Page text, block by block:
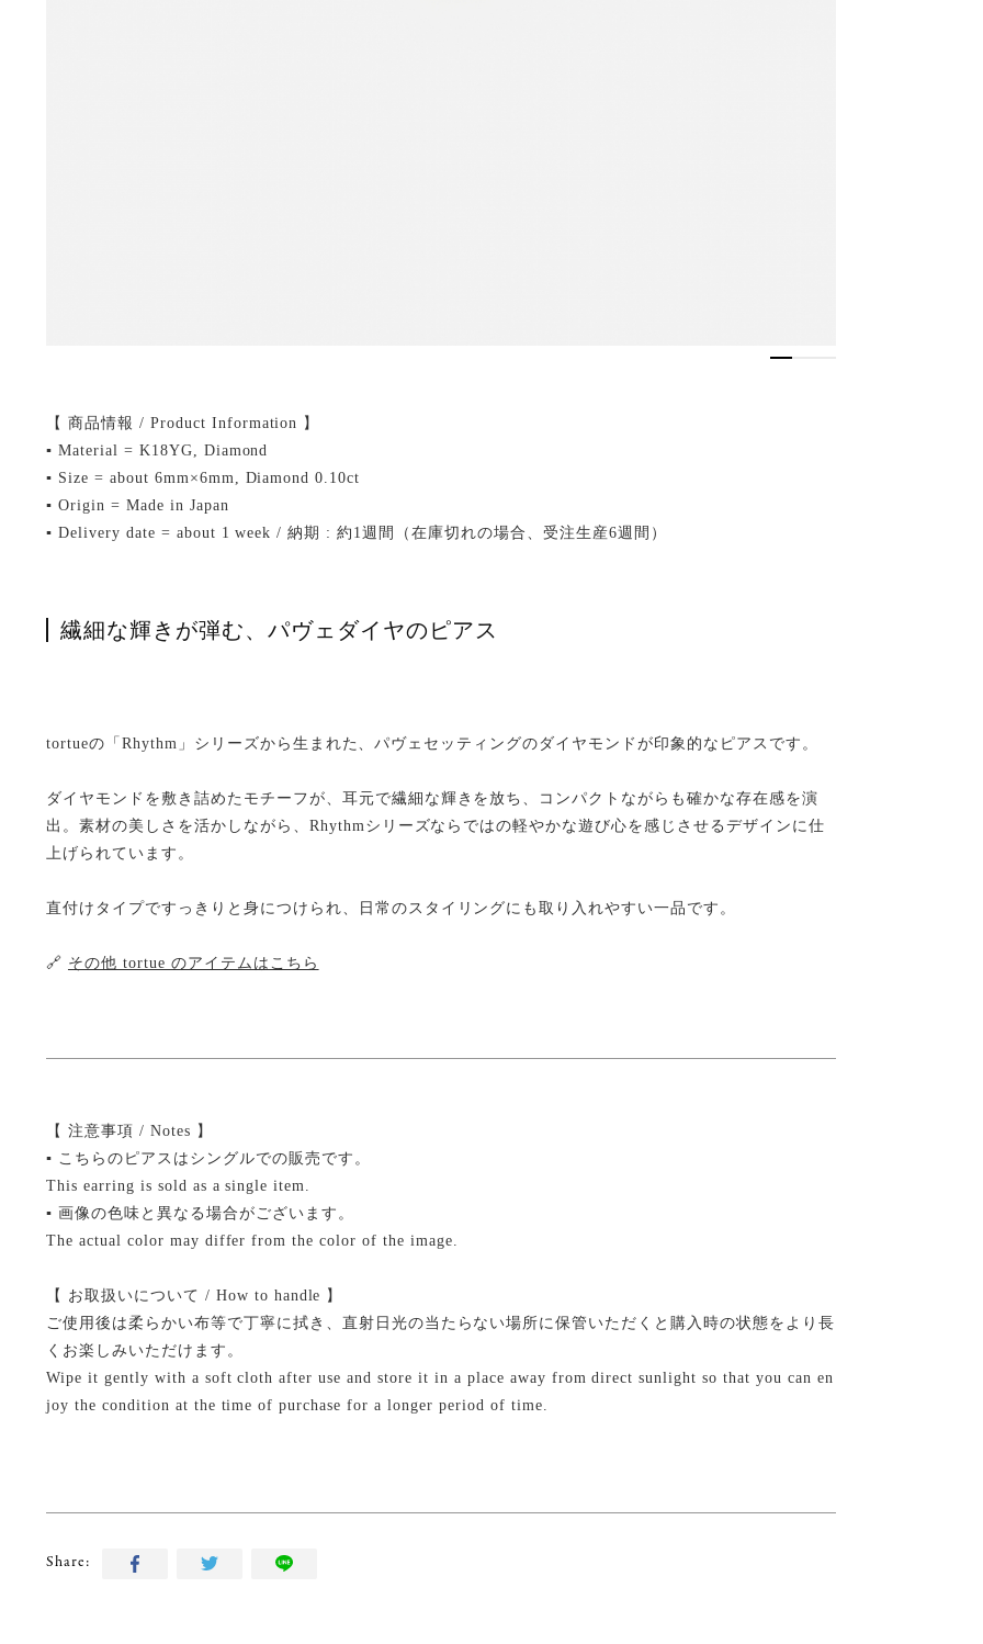
【 商品情報 / Product Information 】
▪ Material = K18YG, Diamond
▪ Size = about 6mm×6mm, Diamond 0.10ct
▪ Origin = Made in Japan
▪ Delivery date = about 1 week / 納期 : 約1週間（在庫切れの場合、受注生産6週間）
繊細な輝きが弾む、パヴェダイヤのピアス
tortueの「Rhythm」シリーズから生まれた、パヴェセッティングのダイヤモンドが印象的なピアスです。
ダイヤモンドを敷き詰めたモチーフが、耳元で繊細な輝きを放ち、コンパクトながらも確かな存在感を演
出。素材の美しさを活かしながら、Rhythmシリーズならではの軽やかな遊び心を感じさせるデザインに仕
上げられています。
直付けタイプですっきりと身につけられ、日常のスタイリングにも取り入れやすい一品です。
🔗 その他 tortue のアイテムはこちら
【 注意事項 / Notes 】
▪ こちらのピアスはシングルでの販売です。
This earring is sold as a single item.
▪ 画像の色味と異なる場合がございます。
The actual color may differ from the color of the image.
【 お取扱いについて / How to handle 】
ご使用後は柔らかい布等で丁寧に拭き、直射日光の当たらない場所に保管いただくと購入時の状態をより長
くお楽しみいただけます。
Wipe it gently with a soft cloth after use and store it in a place away from direct sunlight so that you can en
joy the condition at the time of purchase for a longer period of time.
Share: